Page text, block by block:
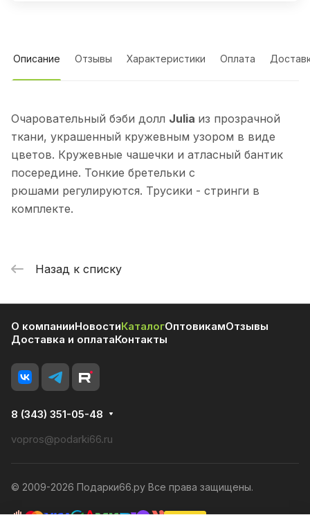
Описание Отзывы Характеристики Оплата
Очаровательный бэби долл Julia из прозрачной
ткани, украшенный кружевным узором в виде
цветов. Кружевные чашечки и атласный бантик
посередине. Тонкие бретельки с
рюшами регулируются. Трусики - стринги в
комплекте.
Назад к списку
О компанииНовостиКаталогОптовикамОтзывы
Доставка и оплатаКонтакты
8 (343) 351-05-48
vopros@podarki66.ru
© 2009-2026 Подарки66.ру Все права защищены.